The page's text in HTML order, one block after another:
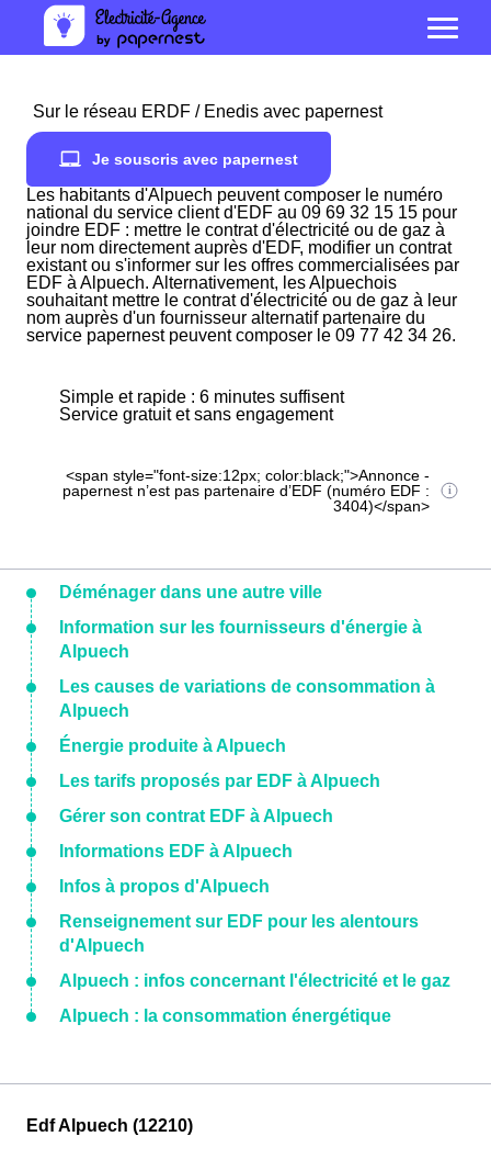
Sur le réseau ERDF / Enedis avec papernest
Je souscris avec papernest
Les habitants d'Alpuech peuvent composer le numéro
national du service client d'EDF au 09 69 32 15 15 pour
joindre EDF : mettre le contrat d'électricité ou de gaz à
leur nom directement auprès d'EDF, modifier un contrat
existant ou s'informer sur les offres commercialisées par
EDF à Alpuech. Alternativement, les Alpuechois
souhaitant mettre le contrat d'électricité ou de gaz à leur
nom auprès d'un fournisseur alternatif partenaire du
service papernest peuvent composer le 09 77 42 34 26.
Simple et rapide : 6 minutes suffisent
Service gratuit et sans engagement
<span style="font-size:12px; color:black;">Annonce -
papernest n’est pas partenaire d’EDF (numéro EDF :
3404)</span>
Déménager dans une autre ville
Information sur les fournisseurs d'énergie à
Alpuech
Les causes de variations de consommation à
Alpuech
Énergie produite à Alpuech
Les tarifs proposés par EDF à Alpuech
Gérer son contrat EDF à Alpuech
Informations EDF à Alpuech
Infos à propos d'Alpuech
Renseignement sur EDF pour les alentours
d'Alpuech
Alpuech : infos concernant l'électricité et le gaz
Alpuech : la consommation énergétique
Edf Alpuech (12210)